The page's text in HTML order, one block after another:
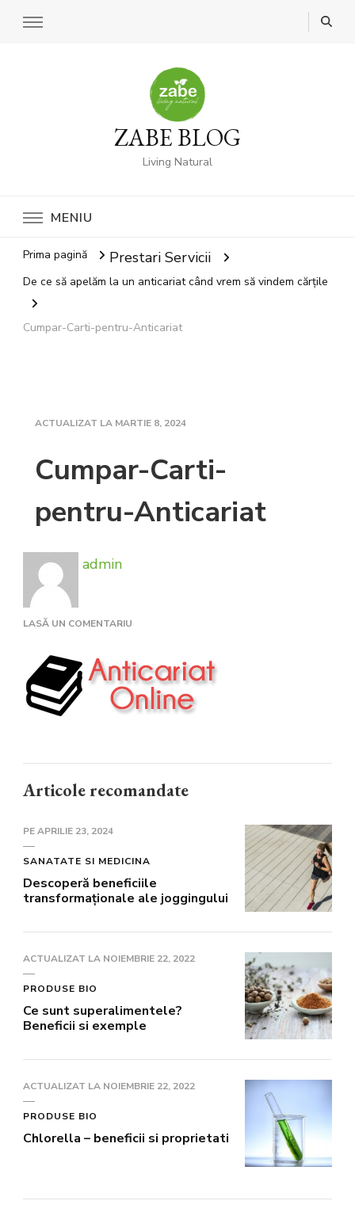
ZABE BLOG
Living Natural
MENIU
Prima pagină Prestari Servicii
De ce să apelăm la un anticariat când vrem să vindem cărțile
Cumpar-Carti-pentru-Anticariat
ACTUALIZAT LA MARTIE 8, 2024
Cumpar-Carti-
pentru-Anticariat
admin
LASĂ UN COMENTARIU
PENTRU-
ANTICARIAT
Articole recomandate
PEAPRILIE 23, 2024
SANATATE SI MEDICINA
Descoperă beneficiile
transformaționale ale joggingului
ACTUALIZAT LA NOIEMBRIE 22, 2022
PRODUSE BIO
Ce sunt superalimentele?
Beneficii si exemple
ACTUALIZAT LA NOIEMBRIE 22, 2022
PRODUSE BIO
Chlorella – beneficii si proprietati